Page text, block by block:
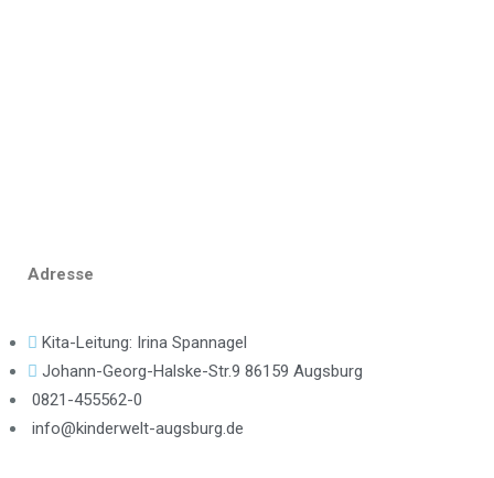
Adresse
Kita-Leitung: Irina Spannagel
Johann-Georg-Halske-Str.9 86159 Augsburg
0821-455562-0
info@kinderwelt-augsburg.de